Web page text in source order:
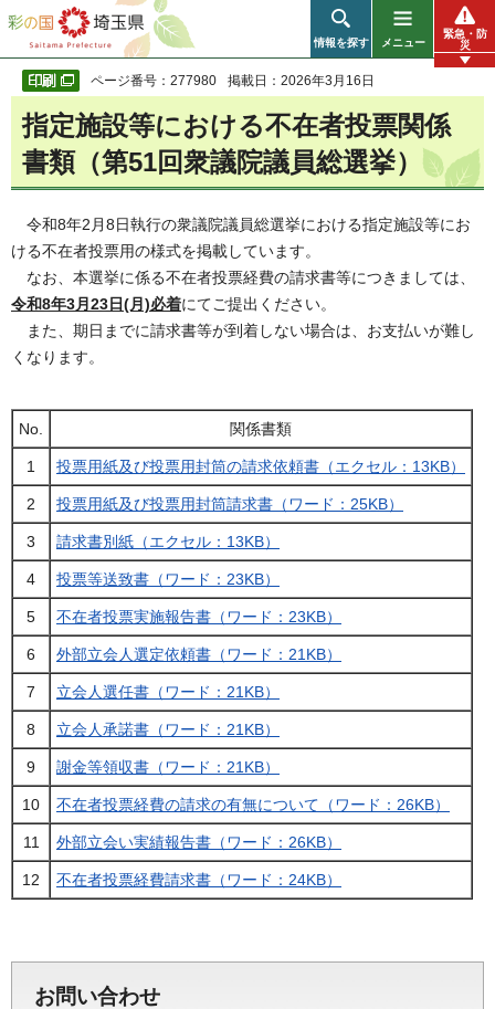
彩の国 埼玉県
情報を探す メニュー
緊急・防
災
ページ番号：277980 掲載日：2026年3月16日
指定施設等における不在者投票関係
書類（第51回衆議院議員総選挙）
令和8年2月8日執行の衆議院議員総選挙における指定施設等にお
ける不在者投票用の様式を掲載しています。
なお、本選挙に係る不在者投票経費の請求書等につきましては、
令和8年3月23日(月)必着にてご提出ください。
また、期日までに請求書等が到着しない場合は、お支払いが難し
くなります。
No. 関係書類
1 投票用紙及び投票用封筒の請求依頼書（エクセル：13KB）
2 投票用紙及び投票用封筒請求書（ワード：25KB）
3 請求書別紙（エクセル：13KB）
4 投票等送致書（ワード：23KB）
5 不在者投票実施報告書（ワード：23KB）
6 外部立会人選定依頼書（ワード：21KB）
7 立会人選任書（ワード：21KB）
8 立会人承諾書（ワード：21KB）
9 謝金等領収書（ワード：21KB）
10 不在者投票経費の請求の有無について（ワード：26KB）
11 外部立会い実績報告書（ワード：26KB）
12 不在者投票経費請求書（ワード：24KB）
お問い合わせ